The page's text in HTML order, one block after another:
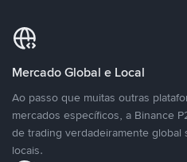
Mercado Global e Local
Ao passo que muitas outras
mercados específicos, a Binance
de trading verdadeiramente global
locais.